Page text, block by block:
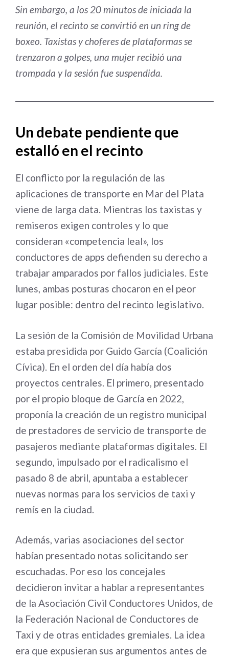
Sin embargo, a los 20 minutos de iniciada la
reunión, el recinto se convirtió en un ring de
boxeo. Taxistas y choferes de plataformas se
trenzaron a golpes, una mujer recibió una
trompada y la sesión fue suspendida.
Un debate pendiente que
estalló en el recinto
El conflicto por la regulación de las
aplicaciones de transporte en Mar del Plata
viene de larga data. Mientras los taxistas y
remiseros exigen controles y lo que
consideran «competencia leal», los
conductores de apps defienden su derecho a
trabajar amparados por fallos judiciales. Este
lunes, ambas posturas chocaron en el peor
lugar posible: dentro del recinto legislativo.
La sesión de la Comisión de Movilidad Urbana
estaba presidida por Guido García (Coalición
Cívica). En el orden del día había dos
proyectos centrales. El primero, presentado
por el propio bloque de García en 2022,
proponía la creación de un registro municipal
de prestadores de servicio de transporte de
pasajeros mediante plataformas digitales. El
segundo, impulsado por el radicalismo el
pasado 8 de abril, apuntaba a establecer
nuevas normas para los servicios de taxi y
remís en la ciudad.
Además, varias asociaciones del sector
habían presentado notas solicitando ser
escuchadas. Por eso los concejales
decidieron invitar a hablar a representantes
de la Asociación Civil Conductores Unidos, de
la Federación Nacional de Conductores de
Taxi y de otras entidades gremiales. La idea
era que expusieran sus argumentos antes de